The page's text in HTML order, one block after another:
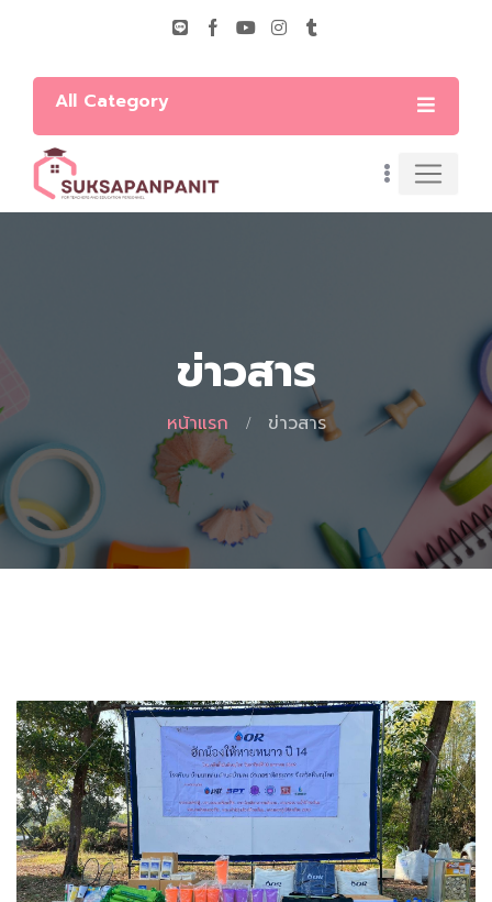
All Category
ข่าวสาร
หน้าแรก ข่าวสาร